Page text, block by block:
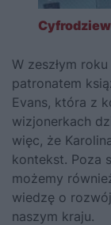
W zeszłym
patronatem
Evans, która z
wizjonerkach
więc, że
kontekst. Poza
możemy
wiedzę o
naszym kraju.